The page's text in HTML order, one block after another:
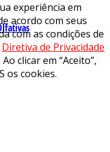
experiência em
acordo com seus
com as condições de
Diretiva de Privacidade
clicar em “Aceito”,
os cookies.